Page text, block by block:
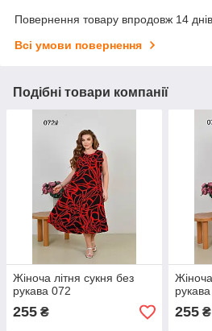
Повернення товару впродовж 14
Всі умови повернення
Подібні товари компанії
Жіноча літня сукня без
рукава 072
255 ₴ 255₴